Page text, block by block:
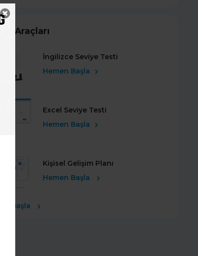
Araçları
İngilizce Seviye Testi
Hemen Başla
Excel Seviye Testi
Hemen Başla
Kişisel Gelişim Planı
Hemen Başla
Başla